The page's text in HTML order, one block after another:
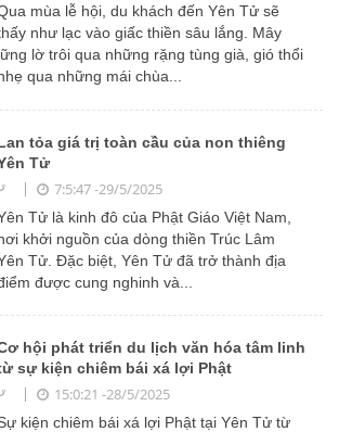
mùa lễ hội, du khách đến Yên Tử sẽ
như lạc vào giấc thiền sâu lắng. Mây
lờ trôi qua những rặng tùng già, gió thổi
qua những mái chùa...
tỏa giá trị toàn cầu của non thiêng
Tử
7:5:47 -29/5/2025
Tử là kinh đô của Phật Giáo Việt Nam,
khởi nguồn của dòng thiền Trúc Lâm
Tử. Đặc biệt, Yên Tử đã trở thành địa
được cung nghinh và...
hội phát triển du lịch văn hóa tâm linh
sự kiện chiêm bái xá lợi Phật
15:0:21 -28/5/2025
kiện chiêm bái xá lợi Phật tại Yên Tử từ